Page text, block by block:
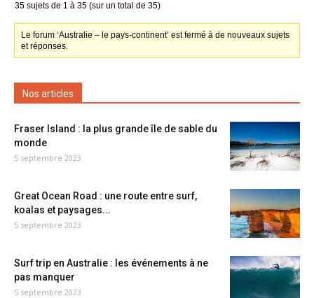
35 sujets de 1 à 35 (sur un total de 35)
Le forum ‘Australie – le pays-continent’ est fermé à de nouveaux sujets
et réponses.
Nos articles
Fraser Island : la plus grande île de sable du
monde
5 septembre 2023
Great Ocean Road : une route entre surf,
koalas et paysages...
5 septembre 2023
Surf trip en Australie : les événements à ne
pas manquer
5 septembre 2023